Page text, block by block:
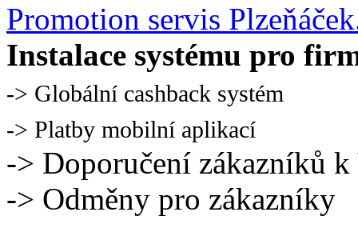
Promotion servis
Instalace systému pro
-> Globální cashback systém
-> Platby mobilní aplikací
-> Doporučení zákazníků k
-> Odměny pro zákazníky